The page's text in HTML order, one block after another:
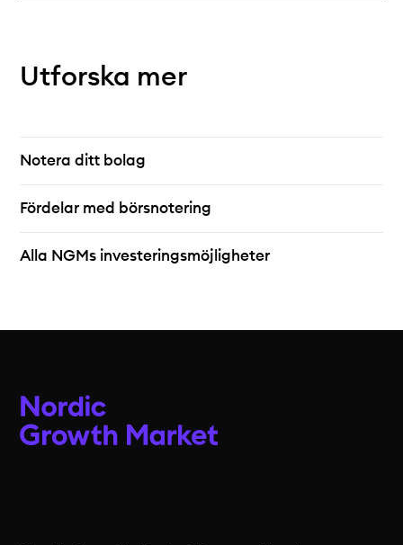
Utforska mer
Notera ditt bolag
Fördelar med börsnotering
Alla NGMs investeringsmöjligheter